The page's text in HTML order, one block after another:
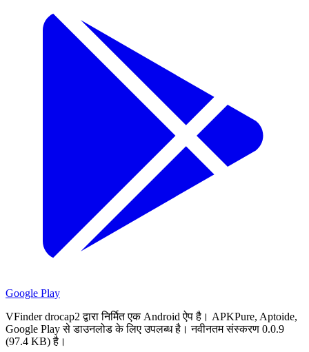
Google Play
VFinder drocap2 द्वारा निर्मित एक Android ऐप है। APKPure, Aptoide,
Google Play से डाउनलोड के लिए उपलब्ध है। नवीनतम संस्करण 0.0.9
(97.4 KB) है।